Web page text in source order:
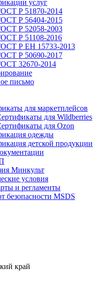
услуг
Р 51870-2014
Р 56404-2015
Р 52058-2003
Р 51108-2016
Р ЕН 15733-2013
Р 50690-2017
32670-2014
письмо
для маркетплейсов
для Wildberries
для Ozon
одежды
детской продукции
Минкульт
условия
и регламенты
безопасности MSDS
край